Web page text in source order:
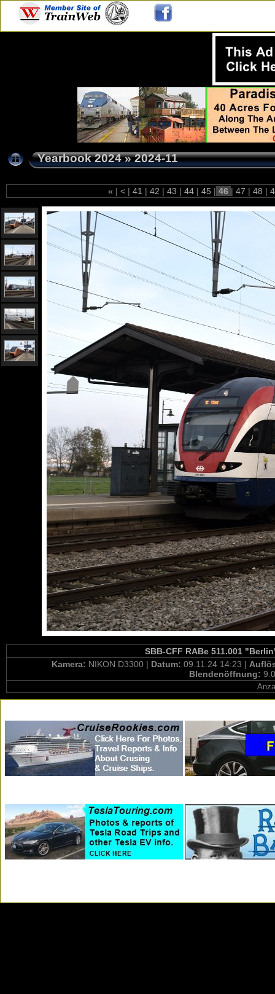
Yearbook 2024»2024-11
« | < | 41 | 42 | 43 | 44 | 45 | 46 | 47 | 48 |
SBB-CFF RABe 511.001
Kamera: NIKON D3300 | Datum: 09.11.24 14:23 |
Blendenöffnung: